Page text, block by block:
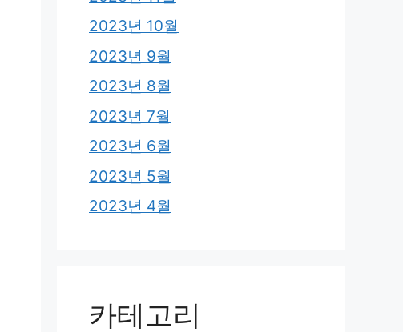
2023년 10월
2023년 9월
2023년 8월
2023년 7월
2023년 6월
2023년 5월
2023년 4월
카테고리